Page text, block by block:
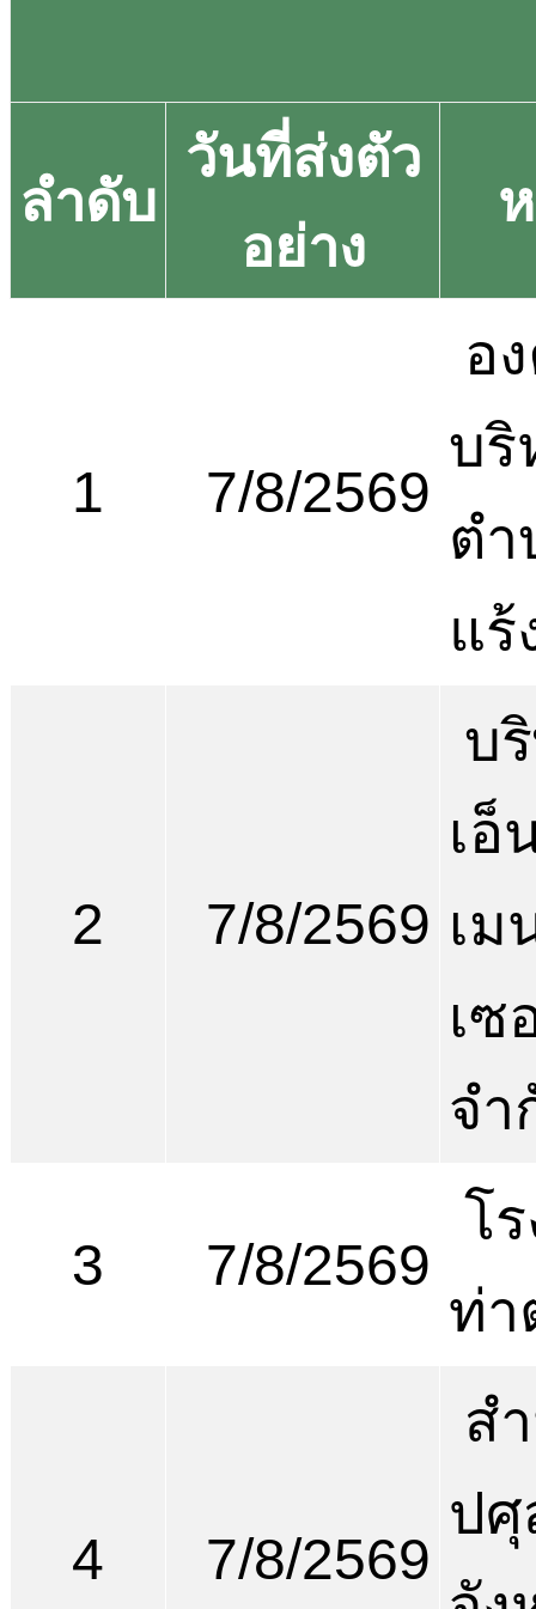
ลำดับ
วันที่ส่งตัว
อย่าง
1 7/8/2569
อ
บริ
ตำ
แร้
2 7/8/2569
บ
เอ็
เม
เซ
จำ
3 7/8/2569
โ
ท่า
4 7/8/2569
ส
ปศุ